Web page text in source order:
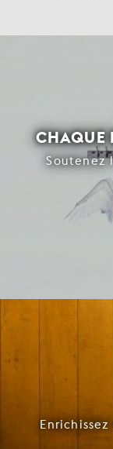
CHAQUE
Soutenez